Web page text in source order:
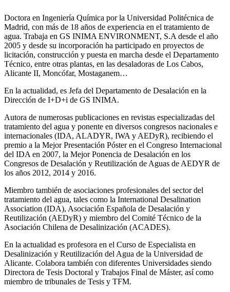
Doctora en Ingeniería Química por la Universidad Politécnica de
Madrid, con más de 18 años de experiencia en el tratamiento de
agua. Trabaja en GS INIMA ENVIRONMENT, S.A desde el año
2005 y desde su incorporación ha participado en proyectos de
licitación, construcción y puesta en marcha desde el Departamento
Técnico, entre otras plantas, en las desaladoras de Los Cabos,
Alicante II, Moncófar, Mostaganem…
En la actualidad, es Jefa del Departamento de Desalación en la
Dirección de I+D+i de GS INIMA.
Autora de numerosas publicaciones en revistas especializadas del
tratamiento del agua y ponente en diversos congresos nacionales e
internacionales (IDA, ALADYR, IWA y AEDyR), recibiendo el
premio a la Mejor Presentación Póster en el Congreso Internacional
del IDA en 2007, la Mejor Ponencia de Desalación en los
Congresos de Desalación y Reutilización de Aguas de AEDYR de
los años 2012, 2014 y 2016.
Miembro también de asociaciones profesionales del sector del
tratamiento del agua, tales como la International Desalination
Association (IDA), Asociación Española de Desalación y
Reutilización (AEDyR) y miembro del Comité Técnico de la
Asociación Chilena de Desalinización (ACADES).
En la actualidad es profesora en el Curso de Especialista en
Desalinización y Reutilización del Agua de la Universidad de
Alicante. Colabora también con diferentes Universidades siendo
Directora de Tesis Doctoral y Trabajos Final de Máster, así como
miembro de tribunales de Tesis y TFM.